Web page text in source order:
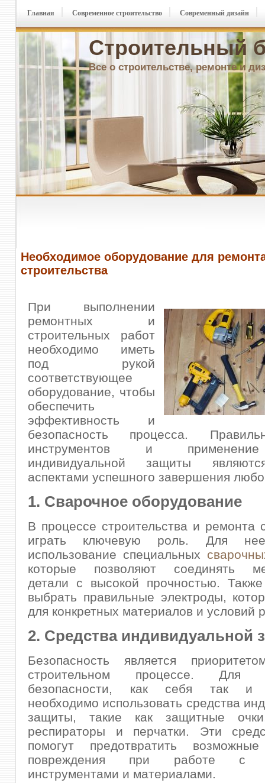
Строительный
Все о строительстве, ремонте и
Главная Современное строительство Современный дизайн
Необходимое оборудование для
строительства
При выполнении
ремонтных и
строительных работ
необходимо иметь
под рукой
соответствующее
оборудование, чтобы
обеспечить
эффективность и
безопасность процесса.
инструментов и
индивидуальной защиты
аспектами успешного завершения
1. Сварочное оборудование
В процессе строительства и ремонта
играть ключевую роль. Для нее
использование специальных
которые позволяют соединять
детали с высокой прочностью.
выбрать правильные электроды,
для конкретных материалов и условий
2. Средства индивидуальной
Безопасность является
строительном процессе. Для
безопасности, как себя так и
необходимо использовать средства
защиты, такие как защитные
респираторы и перчатки. Эти
помогут предотвратить
повреждения при работе с
инструментами и материалами.